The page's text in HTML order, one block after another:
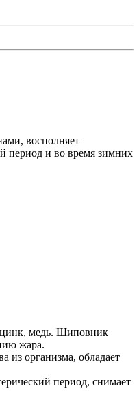
восполняет
период и во время зимних
цинк, медь. Шиповник
жара.
из организма, обладает
период, снимает